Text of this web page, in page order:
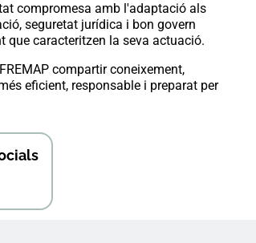
compromesa amb l'adaptació als
seguretat jurídica i bon govern
caracteritzen la seva actuació.
compartir coneixement,
eficient, responsable i preparat per